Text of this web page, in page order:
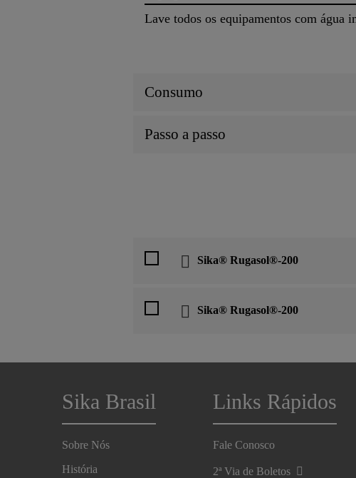
Lave todos os equipamentos com água
Consumo
Passo a passo
Sika® Rugasol®-200
Sika® Rugasol®-200
Sika Brasil
Sobre Nós
História
Links Rápidos
Fale Conosco
2ª Via de Boletos